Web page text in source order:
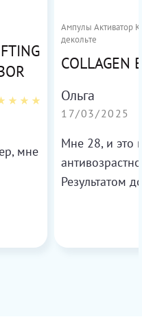
мне
Ампулы Активатор
декольте
COLLAGEN
Ольга
17/03/2025
Мне 28, и это
Результатом